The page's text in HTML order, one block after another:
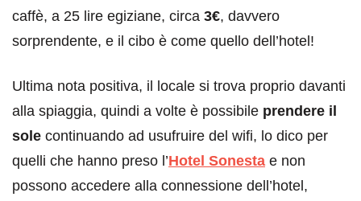
caffè, a 25 lire egiziane, circa 3€, davvero
sorprendente, e il cibo è come quello dell’hotel!
Ultima nota positiva, il locale si trova proprio davanti
alla spiaggia, quindi a volte è possibile prendere il
sole continuando ad usufruire del wifi, lo dico per
quelli che hanno preso l’Hotel Sonesta e non
possono accedere alla connessione dell’hotel,